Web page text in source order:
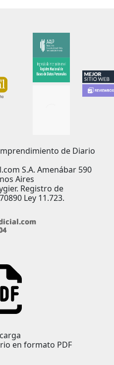
de Diario
S.A. Amenábar 590
Aires
Registro de
Ley 11.723.
en formato PDF